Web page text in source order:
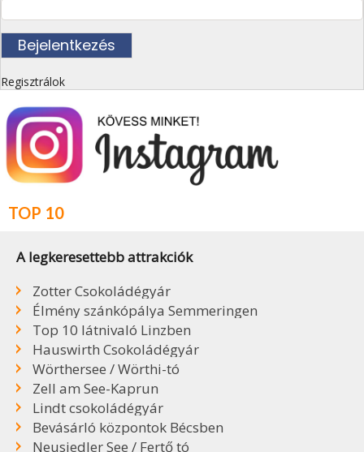
Regisztrálok
TOP 10
A legkeresettebb attrakciók
Zotter Csokoládégyár
Élmény szánkópálya Semmeringen
Top 10 látnivaló Linzben
Hauswirth Csokoládégyár
Wörthersee / Wörthi-tó
Zell am See-Kaprun
Lindt csokoládégyár
Bevásárló központok Bécsben
Neusiedler See / Fertő tó